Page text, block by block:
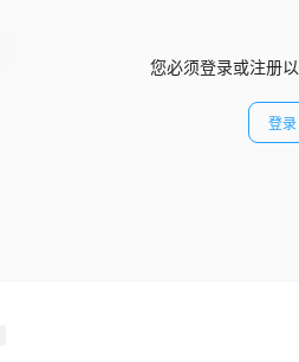
您必须登录或注册
登录